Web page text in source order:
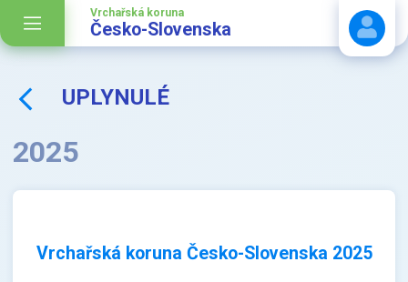
Vrchařská koruna
Česko-Slovenska
UPLYNULÉ
2025
Vrchařská koruna Česko-Slovenska 2025